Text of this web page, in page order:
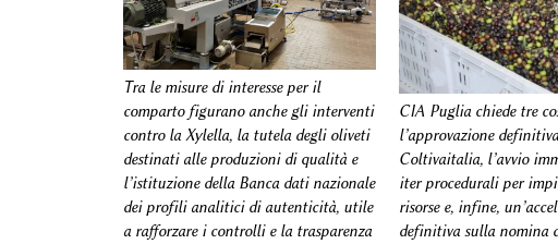
Tra le misure di interesse per il
comparto figurano anche gli interventi
contro la Xylella, la tutela degli oliveti
destinati alle produzioni di qualità e
l’istituzione della Banca dati nazionale
dei profili analitici di autenticità, utile
a rafforzare i controlli e la trasparenza
CIA Puglia chiede tre
l’approvazione
Coltivaitalia, l’avvio
iter procedurali per
risorse e, infine,
definitiva sulla nomina